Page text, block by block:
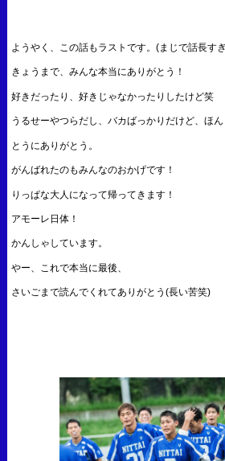
ようやく、この話もラストです。(まじで話長す
きょうまで、みんな本当にありがとう！
好きだったり、好きじゃなかったりしたけど笑
うるせーやつらだし、バカばっかりだけど、ほん
とうにありがとう。
がんばれたのもみんなのおかげです！
りっぱな大人になって帰ってきます！
アモーレ日体！
かんしゃしています。
やー、これで本当に最後、
さいごまで読んでくれてありがとう(長い苦笑)